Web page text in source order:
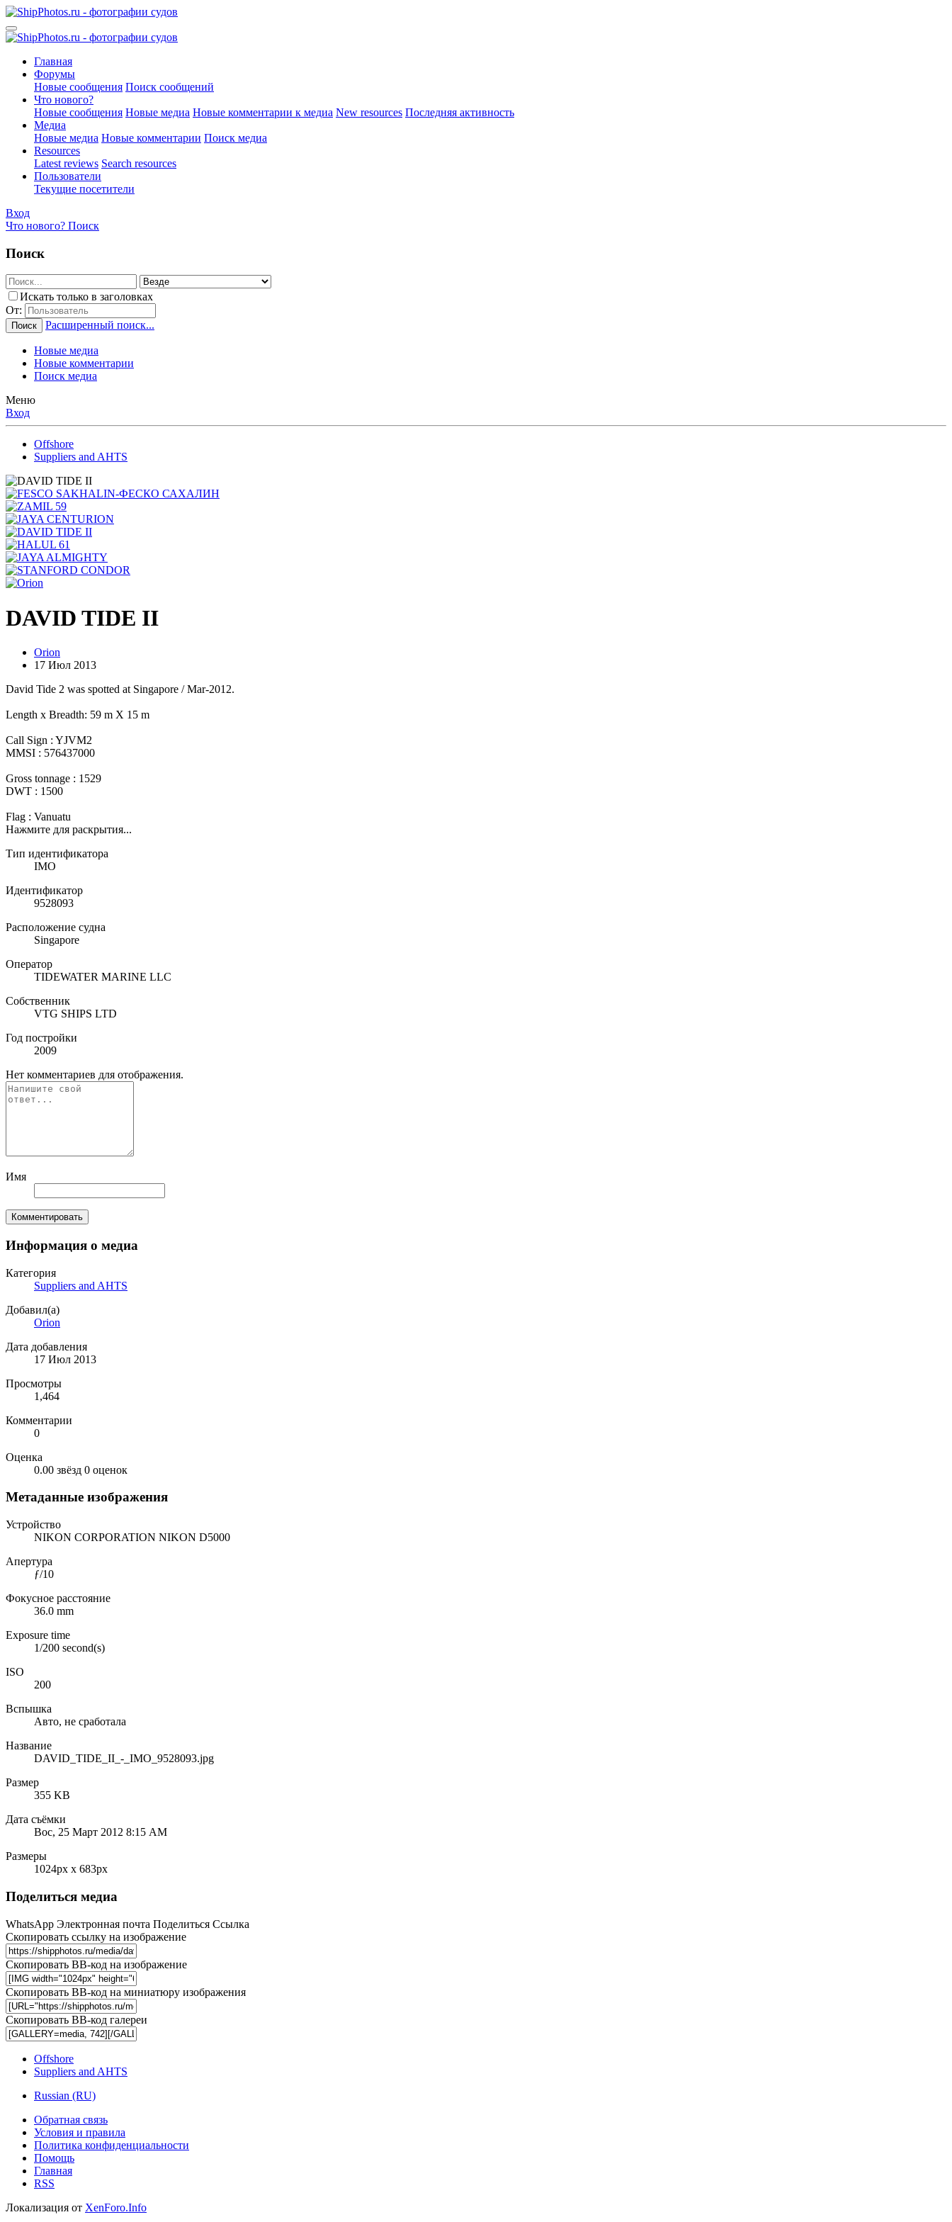
Главная
Форумы
Новые сообщения Поиск сообщений
Что нового?
Новые сообщения Новые медиа Новые комментарии к медиа New resources Последняя активность
Медиа
Новые медиа Новые комментарии Поиск медиа
Resources
Latest reviews Search resources
Пользователи
Текущие посетители
Вход
Что нового? Поиск
Поиск
Искать только в заголовках
От:
Поиск Расширенный поиск...
Новые медиа
Новые комментарии
Поиск медиа
Меню
Вход
Offshore
Suppliers and AHTS
DAVID TIDE II
Orion
17 Июл 2013
David Tide 2 was spotted at Singapore / Mar-2012.
Length x Breadth: 59 m X 15 m
Call Sign : YJVM2
MMSI : 576437000
Gross tonnage : 1529
DWT : 1500
Flag : Vanuatu
Нажмите для раскрытия...
Тип идентификатора
IMO
Идентификатор
9528093
Расположение судна
Singapore
Оператор
TIDEWATER MARINE LLC
Собственник
VTG SHIPS LTD
Год постройки
2009
Нет комментариев для отображения.
Имя
Комментировать
Информация о медиа
Категория
Suppliers and AHTS
Добавил(а)
Orion
Дата добавления
17 Июл 2013
Просмотры
1,464
Комментарии
0
Оценка
0.00 звёзд 0 оценок
Метаданные изображения
Устройство
NIKON CORPORATION NIKON D5000
Апертура
ƒ/10
Фокусное расстояние
36.0 mm
Exposure time
1/200 second(s)
ISO
200
Вспышка
Авто, не сработала
Название
DAVID_TIDE_II_-_IMO_9528093.jpg
Размер
355 KB
Дата съёмки
Вос, 25 Март 2012 8:15 AM
Размеры
1024px x 683px
Поделиться медиа
WhatsApp Электронная почта Поделиться Ссылка
Скопировать ссылку на изображение
Скопировать BB-код на изображение
Скопировать BB-код на миниатюру изображения
Скопировать BB-код галереи
Offshore
Suppliers and AHTS
Russian (RU)
Обратная связь
Условия и правила
Политика конфиденциальности
Помощь
Главная
RSS
Локализация от XenForo.Info